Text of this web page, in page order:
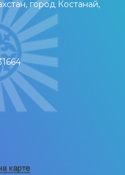
город Костанай,